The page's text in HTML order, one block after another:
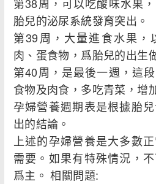
胎兒的泌尿系統發育突出。
第39周，大量進食水果，
肉、蛋食物，爲胎兒的出生
第40周，是最後一週，這
食物及肉食，多吃青菜，增
孕婦營養週期表是根據胎
出的結論。
上述的孕婦營養是大多數
需要。如果有特殊情況，
爲主。 相關問題: